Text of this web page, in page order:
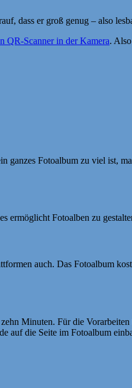
dass er groß genug – also
QR-Scanner in der Kamera.
Fotoalbum zu viel ist,
ermöglicht Fotoalben zu
auch. Das Fotoalbum
Minuten. Für die
auf die Seite im Fotoalbum